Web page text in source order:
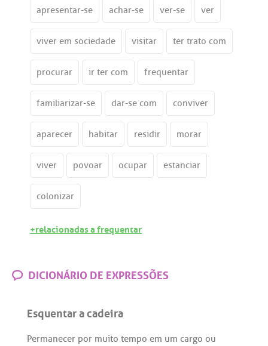
apresentar-se achar-se ver-se ver
viver em sociedade visitar ter trato com
procurar ir ter com frequentar
familiarizar-se dar-se com conviver
aparecer habitar residir morar
viver povoar ocupar estanciar
colonizar
+relacionadas a frequentar
DICIONÁRIO DE EXPRESSÕES
Esquentar a cadeira
Permanecer por muito tempo em um cargo ou